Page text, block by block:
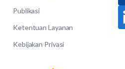
Publikasi
Ketentuan Layanan
Kebijakan Privasi